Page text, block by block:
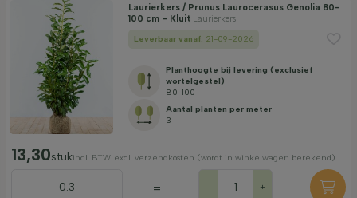
Laurierkers / Prunus Laurocerasus Genolia 80-
100 cm - Kluit Laurierkers
Leverbaar vanaf: 21-09-2026
Planthoogte bij levering (exclusief
wortelgestel)
80-100
Aantal planten per meter
3
13,30stukincl. BTW. excl. verzendkosten (wordt in winkelwagen berekend)
= - +